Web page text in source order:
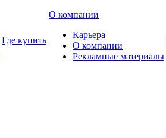
Где купить
О компании
Карьера
О компании
Рекламные материалы